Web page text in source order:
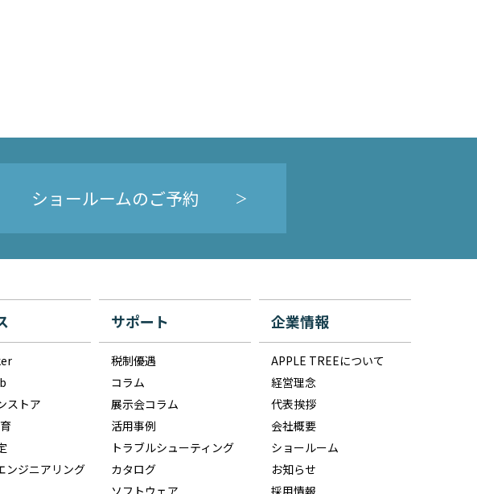
ショールームのご予約
ストア
ンジニアリング
サポート
税制優遇
コラム
展示会コラム
活用事例
トラブルシューティング
カタログ
ソフトウェア
企業情報
APPLE TREEについて
経営理念
代表挨拶
会社概要
ショールーム
お知らせ
採用情報